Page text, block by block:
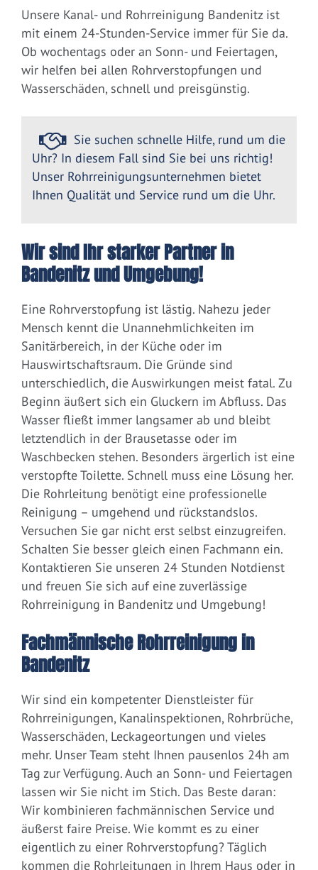
Unsere Kanal- und Rohrreinigung Bandenitz ist
mit einem 24-Stunden-Service immer für Sie da.
Ob wochentags oder an Sonn- und Feiertagen,
wir helfen bei allen Rohrverstopfungen und
Wasserschäden, schnell und preisgünstig.
Sie suchen schnelle Hilfe, rund um die
Uhr? In diesem Fall sind Sie bei uns richtig!
Unser Rohrreinigungsunternehmen bietet
Ihnen Qualität und Service rund um die Uhr.
Wir sind Ihr starker Partner in
Bandenitz und Umgebung!
Eine Rohrverstopfung ist lästig. Nahezu jeder
Mensch kennt die Unannehmlichkeiten im
Sanitärbereich, in der Küche oder im
Hauswirtschaftsraum. Die Gründe sind
unterschiedlich, die Auswirkungen meist fatal. Zu
Beginn äußert sich ein Gluckern im Abfluss. Das
Wasser fließt immer langsamer ab und bleibt
letztendlich in der Brausetasse oder im
Waschbecken stehen. Besonders ärgerlich ist eine
verstopfte Toilette. Schnell muss eine Lösung her.
Die Rohrleitung benötigt eine professionelle
Reinigung – umgehend und rückstandslos.
Versuchen Sie gar nicht erst selbst einzugreifen.
Schalten Sie besser gleich einen Fachmann ein.
Kontaktieren Sie unseren 24 Stunden Notdienst
und freuen Sie sich auf eine zuverlässige
Rohrreinigung in Bandenitz und Umgebung!
Fachmännische Rohrreinigung in
Bandenitz
Wir sind ein kompetenter Dienstleister für
Rohrreinigungen, Kanalinspektionen, Rohrbrüche,
Wasserschäden, Leckageortungen und vieles
mehr. Unser Team steht Ihnen pausenlos 24h am
Tag zur Verfügung. Auch an Sonn- und Feiertagen
lassen wir Sie nicht im Stich. Das Beste daran:
Wir kombinieren fachmännischen Service und
äußerst faire Preise. Wie kommt es zu einer
eigentlich zu einer Rohrverstopfung? Täglich
kommen die Rohrleitungen in Ihrem Haus oder in